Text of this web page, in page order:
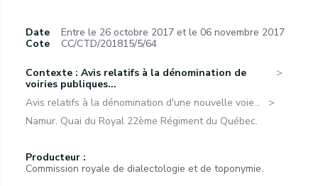
Date
Entre le 26 octobre 2017 et le 06 novembre 2017
Cote
CC/CTD/201815/5/64
Contexte : Avis relatifs à la dénomination de
voiries publiques...
Avis relatifs à la dénomination d'une nouvelle voie...
Namur. Quai du Royal 22ème Régiment du Québec.
Producteur :
Commission royale de dialectologie et de toponymie.